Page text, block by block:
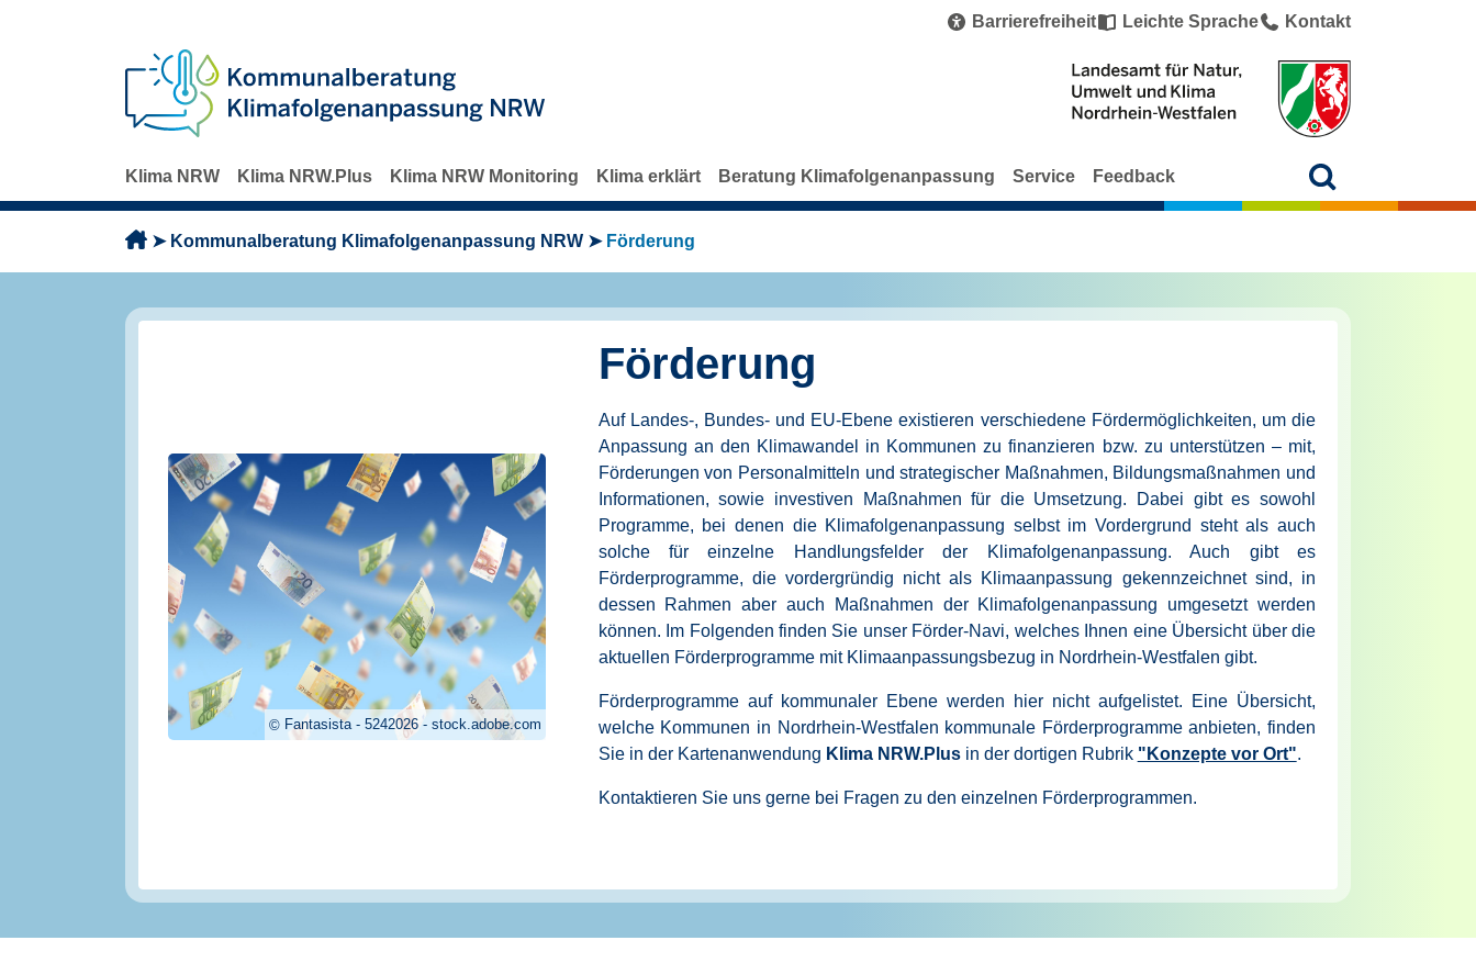
Barrierefreiheit Leichte Sprache Kontakt
Klima NRW Klima NRW.Plus Klima NRW Monitoring Klima erklärt Beratung Klimafolgenanpassung Service Feedback
Pfadnavigation
Kommunalberatung Klimafolgenanpassung NRW Förderung
Fantasista - 5242026 - stock.adobe.com
Förderung
Auf Landes-, Bundes- und EU-Ebene existieren verschiedene Fördermöglichkeiten, um die
Anpassung an den Klimawandel in Kommunen zu finanzieren bzw. zu unterstützen – mit,
Förderungen von Personalmitteln und strategischer Maßnahmen, Bildungsmaßnahmen und
Informationen, sowie investiven Maßnahmen für die Umsetzung. Dabei gibt es sowohl
Programme, bei denen die Klimafolgenanpassung selbst im Vordergrund steht als auch
solche für einzelne Handlungsfelder der Klimafolgenanpassung.Auch gibt es
Förderprogramme, die vordergründig nicht als Klimaanpassung gekennzeichnet sind, in
dessen Rahmen aber auch Maßnahmen der Klimafolgenanpassung umgesetzt werden
können. Im Folgenden finden Sie unser Förder-Navi, welches Ihnen eine Übersicht über die
aktuellen Förderprogramme mit Klimaanpassungsbezug in Nordrhein-Westfalen gibt.
Förderprogramme auf kommunaler Ebene werden hier nicht aufgelistet. Eine Übersicht,
welche Kommunen in Nordrhein-Westfalen kommunale Förderprogramme anbieten, finden
Sie in der Kartenanwendung Klima NRW.Plusin der dortigen Rubrik "Konzepte vor Ort".
Kontaktieren Sie uns gerne bei Fragen zu den einzelnen Förderprogrammen.